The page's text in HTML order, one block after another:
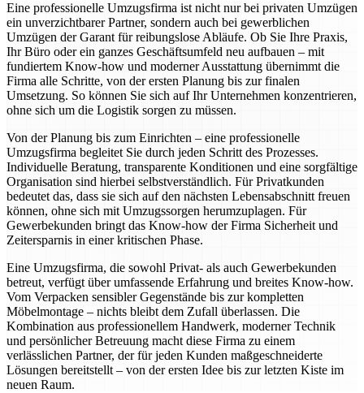
Eine professionelle Umzugsfirma ist nicht nur bei privaten Umzügen
ein unverzichtbarer Partner, sondern auch bei gewerblichen
Umzügen der Garant für reibungslose Abläufe. Ob Sie Ihre Praxis,
Ihr Büro oder ein ganzes Geschäftsumfeld neu aufbauen – mit
fundiertem Know-how und moderner Ausstattung übernimmt die
Firma alle Schritte, von der ersten Planung bis zur finalen
Umsetzung. So können Sie sich auf Ihr Unternehmen konzentrieren,
ohne sich um die Logistik sorgen zu müssen.
Von der Planung bis zum Einrichten – eine professionelle
Umzugsfirma begleitet Sie durch jeden Schritt des Prozesses.
Individuelle Beratung, transparente Konditionen und eine sorgfältige
Organisation sind hierbei selbstverständlich. Für Privatkunden
bedeutet das, dass sie sich auf den nächsten Lebensabschnitt freuen
können, ohne sich mit Umzugssorgen herumzuplagen. Für
Gewerbekunden bringt das Know-how der Firma Sicherheit und
Zeitersparnis in einer kritischen Phase.
Eine Umzugsfirma, die sowohl Privat- als auch Gewerbekunden
betreut, verfügt über umfassende Erfahrung und breites Know-how.
Vom Verpacken sensibler Gegenstände bis zur kompletten
Möbelmontage – nichts bleibt dem Zufall überlassen. Die
Kombination aus professionellem Handwerk, moderner Technik
und persönlicher Betreuung macht diese Firma zu einem
verlässlichen Partner, der für jeden Kunden maßgeschneiderte
Lösungen bereitstellt – von der ersten Idee bis zur letzten Kiste im
neuen Raum.